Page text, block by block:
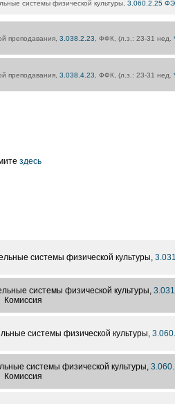
системы физической культуры, 3.060.2.25
преподавания, 3.038.2.23 , ФФК, (л.з.: 23-31 нед.
преподавания, 3.038.4.23 , ФФК, (л.з.: 23-31 нед.
здесь
системы физической культуры,
системы физической культуры,
Комиссия
системы физической культуры,
системы физической культуры,
Комиссия